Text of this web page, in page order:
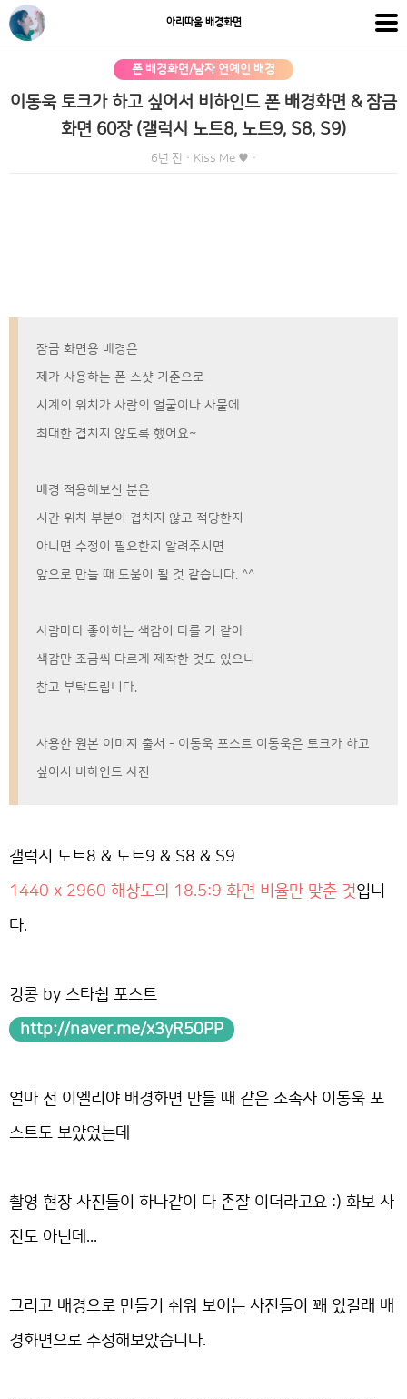
아리따움 배경화면
폰 배경화면/남자 연예인 배경
이동욱 토크가 하고 싶어서 비하인드 폰 배경화면 & 잠금
화면 60장 (갤럭시 노트8, 노트9, S8, S9)
6년 전 · Kiss Me ♥ ·
잠금 화면용 배경은
제가 사용하는 폰 스샷 기준으로
시계의 위치가 사람의 얼굴이나 사물에
최대한 겹치지 않도록 했어요~
배경 적용해보신 분은
시간 위치 부분이 겹치지 않고 적당한지
아니면 수정이 필요한지 알려주시면
앞으로 만들 때 도움이 될 것 같습니다. ^^
사람마다 좋아하는 색감이 다를 거 같아
색감만 조금씩 다르게 제작한 것도 있으니
참고 부탁드립니다.
사용한 원본 이미지 출처 - 이동욱 포스트 이동욱은 토크가 하고
싶어서 비하인드 사진
갤럭시 노트8 & 노트9 & S8 & S9
1440 x 2960 해상도의 18.5:9 화면 비율만 맞춘 것입니
다.
킹콩 by 스타쉽 포스트
http://naver.me/x3yR50PP
얼마 전 이엘리야 배경화면 만들 때 같은 소속사 이동욱 포
스트도 보았었는데
촬영 현장 사진들이 하나같이 다 존잘 이더라고요 :) 화보 사
진도 아닌데...
그리고 배경으로 만들기 쉬워 보이는 사진들이 꽤 있길래 배
경화면으로 수정해보았습니다.